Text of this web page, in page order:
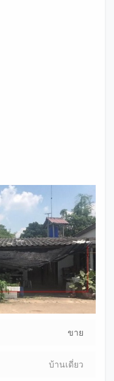
ขาย
บ้านเดี่ยว